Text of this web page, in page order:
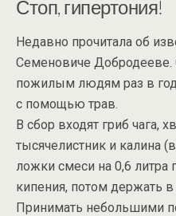
Стоп, гипертония!
Недавно прочитала об
Семеновиче Добродееве.
пожилым людям раз в год
с помощью трав.
В сбор входят гриб чага,
тысячелистник и калина
ложки смеси на 0,6 литра
кипения, потом держать в
Принимать небольшими